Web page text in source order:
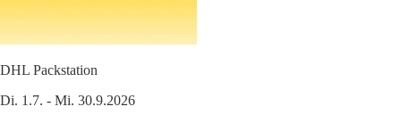
DHL Packstation
Di. 1.7. - Mi. 30.9.2026